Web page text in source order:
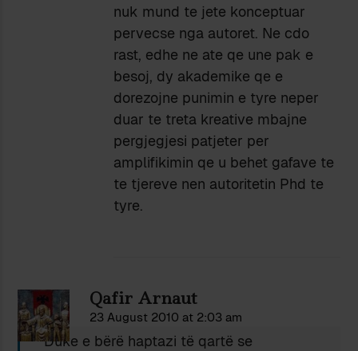
nuk mund te jete konceptuar
pervecse nga autoret. Ne cdo
rast, edhe ne ate qe une pak e
besoj, dy akademike qe e
dorezojne punimin e tyre neper
duar te treta kreative mbajne
pergjegjesi patjeter per
amplifikimin qe u behet gafave te
te tjereve nen autoritetin Phd te
tyre.
Qafir Arnaut
23 August 2010 at 2:03 am
Duke e bërë haptazi të qartë se